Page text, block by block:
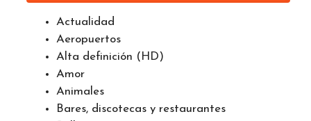
Categorías
Actualidad
Aeropuertos
Alta definición (HD)
Amor